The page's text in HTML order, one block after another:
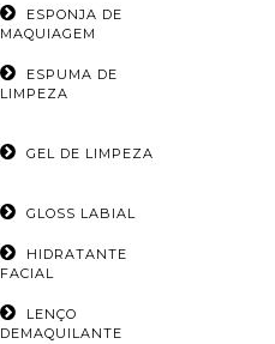
ESPONJA DE
MAQUIAGEM
ESPUMA DE
LIMPEZA
GEL DE LIMPEZA
GLOSS LABIAL
HIDRATANTE
FACIAL
LENÇO
DEMAQUILANTE